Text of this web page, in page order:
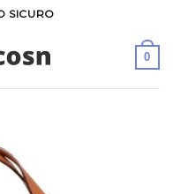
SICURO
0